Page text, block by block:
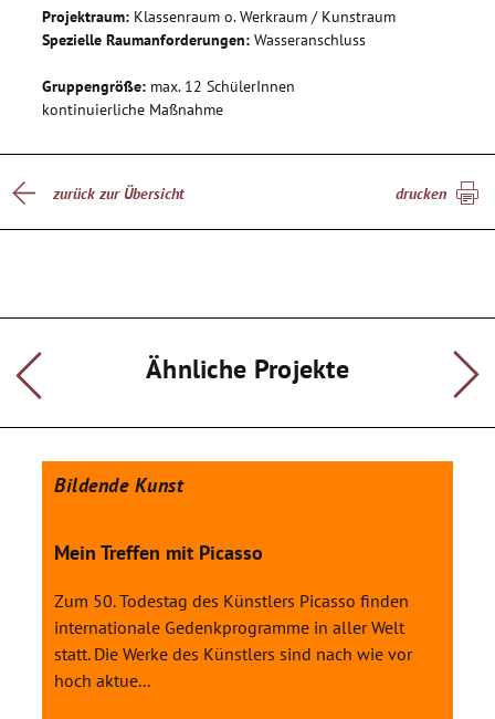
Im Schuljahr 2018/2019 findet das Projekt nur mit zwei
KünstlerInnen statt (Michaela Vollmers und Sandra Tusch-
Dünnebacke).
Projektraum: Klassenraum o. Werkraum / Kunstraum
Spezielle Raumanforderungen: Wasseranschluss
Gruppengröße: max. 12 SchülerInnen
kontinuierliche Maßnahme
zurück zur Übersicht drucken
Ähnliche Projekte
Bildende Kunst
Mein Treffen mit Picasso
Zum 50. Todestag des Künstlers Picasso finden
internationale Gedenkprogramme in aller Welt
statt. Die Werke des Künstlers sind nach wie vor
hoch aktue...